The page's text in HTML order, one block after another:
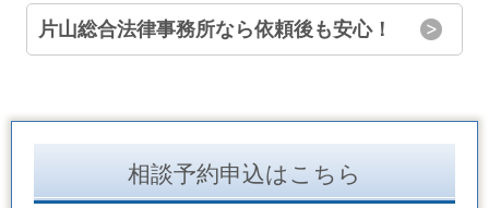
片山総合法律事務所なら依頼後も安心！
相談予約申込はこちら